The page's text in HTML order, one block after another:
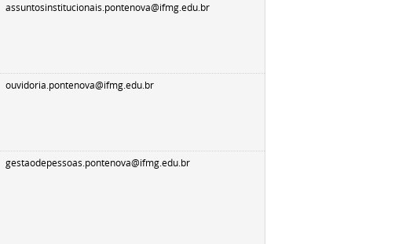
assuntosinstitucionais.pontenova@ifmg.edu.br
ouvidoria.pontenova@ifmg.edu.br
gestaodepessoas.pontenova@ifmg.edu.br